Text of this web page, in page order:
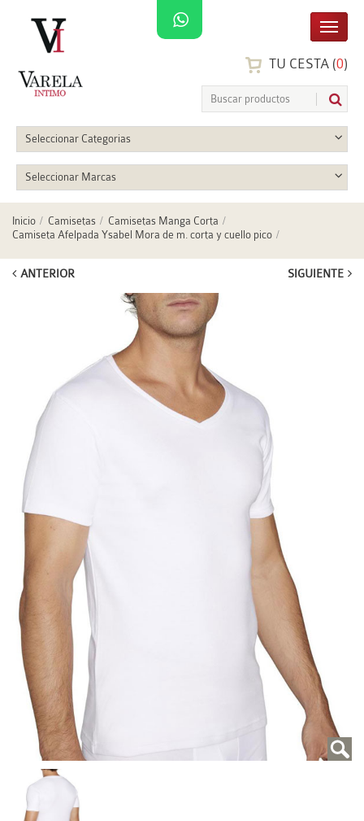
TU CESTA (0)
Seleccionar Categorias
Seleccionar Marcas
Inicio Camisetas
Camisetas Manga Corta
Camiseta Afelpada Ysabel Mora de m. corta y cuello pico
ANTERIOR SIGUIENTE